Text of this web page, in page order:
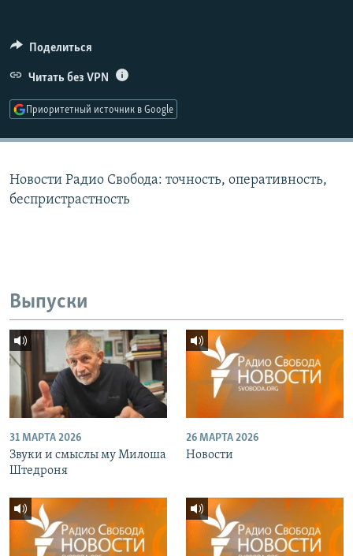
ПОДПИШИТЕСЬ НА РАССЫЛКУ
СОЦИАЛЬНЫЕ СЕТИ
Поделиться
Читать без VPN
Приоритетный источник в Google
Новости Радио Свобода: точность, оперативность,
беспристрастность
Выпуски
31 МАРТА 2026
Звуки и смыслы му Милоша
Штедроня
26 МАРТА 2026
Новости